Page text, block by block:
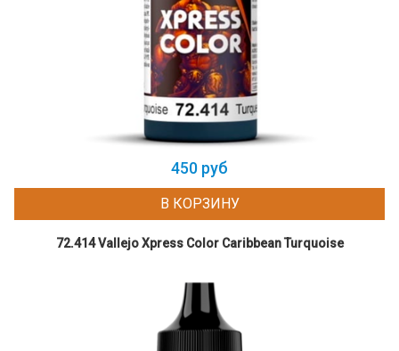
450 руб
В КОРЗИНУ
72.414 Vallejo Xpress Color Caribbean Turquoise